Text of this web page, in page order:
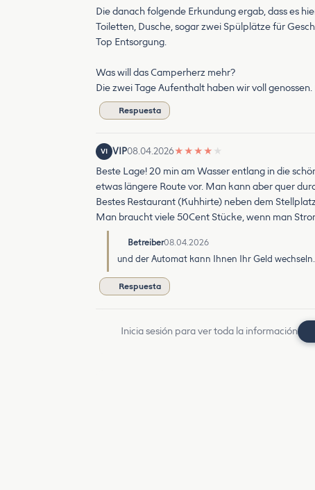
Die danach folgende Erkundung ergab, dass es
Toiletten, Dusche, sogar zwei Spülplätze für
Top Entsorgung.
Was will das Camperherz mehr?
Die zwei Tage Aufenthalt haben wir voll
Respuesta
VI VIP08.04.2026★ ★ ★ ★ ★
Beste Lage! 20 min am Wasser entlang in die
etwas längere Route vor. Man kann aber quer
Bestes Restaurant (Kuhhirte) neben dem
Man braucht viele 50Cent Stücke, wenn man
Betreiber08.04.2026
und der Automat kann Ihnen Ihr Geld wechseln.
Respuesta
Inicia sesión para ver toda la información